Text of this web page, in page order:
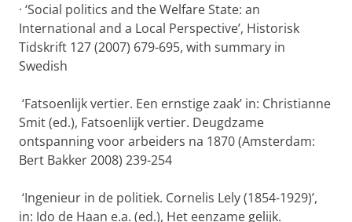
· ‘Social politics and the Welfare State: an
International and a Local Perspective’, Historisk
Tidskrift 127 (2007) 679-695, with summary in
Swedish
‘Fatsoenlijk vertier. Een ernstige zaak’ in: Christianne
Smit (ed.), Fatsoenlijk vertier. Deugdzame
ontspanning voor arbeiders na 1870 (Amsterdam:
Bert Bakker 2008) 239-254
‘Ingenieur in de politiek. Cornelis Lely (1854-1929)’,
in: Ido de Haan e.a. (ed.), Het eenzame gelijk.